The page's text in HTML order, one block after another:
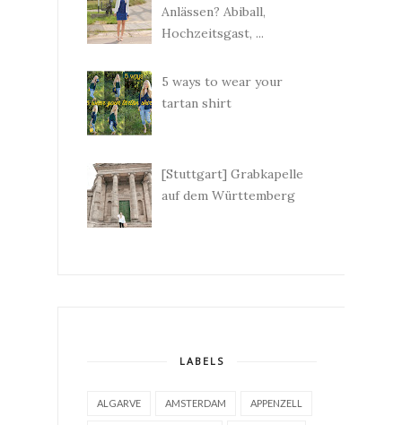
Anlässen? Abiball,
Hochzeitsgast, ...
5 ways to wear your
tartan shirt
[Stuttgart] Grabkapelle
auf dem Württemberg
LABELS
ALGARVE AMSTERDAM APPENZELL